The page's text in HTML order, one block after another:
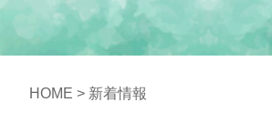
HOME > 新着情報